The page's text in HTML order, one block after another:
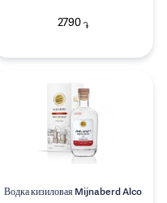
2790֏
Водка кизиловая Mijnaberd Alco